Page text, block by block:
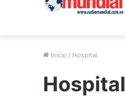
Inicio / Hospital
Hospital